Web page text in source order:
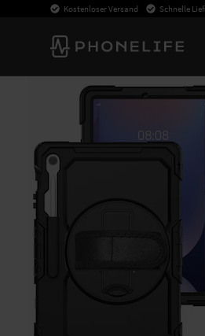
Kostenloser Versand Schnelle